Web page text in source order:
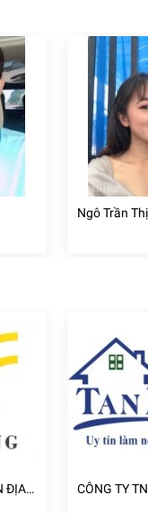
Ngô Trần
ĐỊA
CÔNG TY